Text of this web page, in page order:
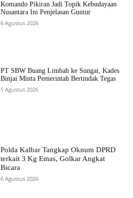
Komando Pikiran Jadi Topik Kebudayaan
Nusantara Ini Penjelasan Guntur
6 Agustus 2026
PT SBW Buang Limbah ke Sungai, Kades
Binjai Minta Pemerintah Bertindak Tegas
5 Agustus 2026
Polda Kalbar Tangkap Oknum DPRD
terkait 3 Kg Emas, Golkar Angkat
Bicara
6 Agustus 2026